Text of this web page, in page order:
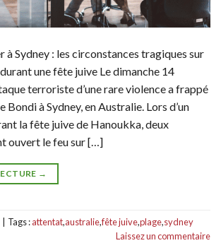
Sydney : les circonstances tragiques sur
une fête juive Le dimanche 14
terroriste d’une rare violence a frappé
Bondi à Sydney, en Australie. Lors d’un
la fête juive de Hanoukka, deux
ouvert le feu sur […]
→
Tags :attentat,australie,fête juive,plage,sydney
Laissez un commentaire